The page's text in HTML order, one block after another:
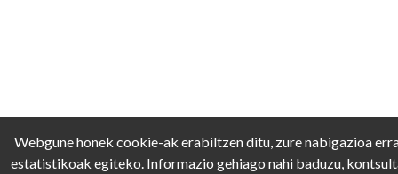
Webgune honek cookie-ak erabiltzen ditu, zure nabigazioa
estatistikoak egiteko. Informazio gehiago nahi baduzu,